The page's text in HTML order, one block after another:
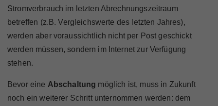
Stromverbrauch im letzten Abrechnungszeitraum
betreffen (z.B. Vergleichswerte des letzten Jahres),
werden aber voraussichtlich nicht per Post geschickt
werden müssen, sondern im Internet zur Verfügung
stehen.
Bevor eine Abschaltung möglich ist, muss in Zukunft
noch ein weiterer Schritt unternommen werden: dem